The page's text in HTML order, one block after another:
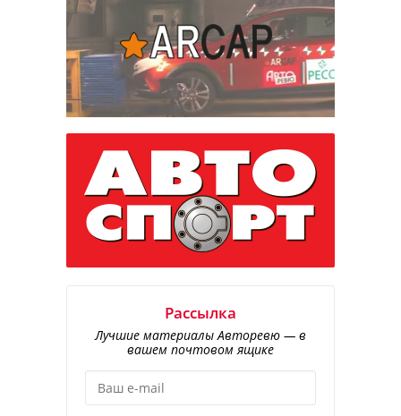
Рассылка
Лучшие материалы Авторевю — в
вашем почтовом ящике